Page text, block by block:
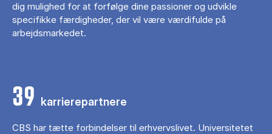
dig mulighed for at forfølge dine passioner og udvikle
specifikke færdigheder, der vil være værdifulde på
arbejdsmarkedet.
39 karrierepartnere
CBS har tætte forbindelser til erhvervslivet. Universitetet